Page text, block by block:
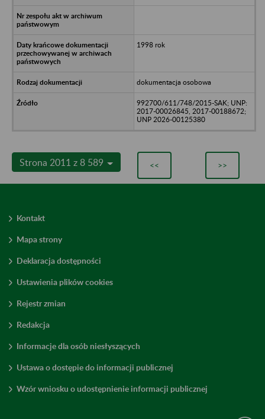
1998 rok
dokumentacja osobowa
992700/611/748/2015-SAK; UNP:
2017-00026845, 2017-00188672;
UNP 2026-00125380
Strona 2011 z 8 589 << >>
Kontakt
Mapa strony
Deklaracja dostępności
Ustawienia plików cookies
Rejestr zmian
Redakcja
Informacje dla osób niesłyszących
Ustawa o dostępie do informacji publicznej
Wzór wniosku o udostępnienie informacji publicznej